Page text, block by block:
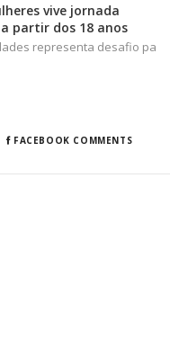
vive jornada
partir dos 18 anos
representa desafio pa
FACEBOOK COMMENTS